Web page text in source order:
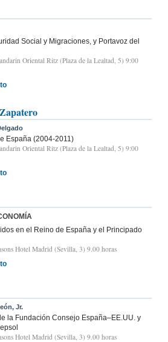
Social y Migraciones, y Portavoz del
Oriental Ritz (Plaza de la Lealtad, 5) 9:00
España (2004-2011)
Oriental Ritz (Plaza de la Lealtad, 5) 9:00
en el Reino de España y el Principado
Hotel Madrid (Sevilla, 3) 9.00 horas
Jr.
la Fundación Consejo España–EE.UU. y
Hotel Madrid (Sevilla, 3) 9.00 horas